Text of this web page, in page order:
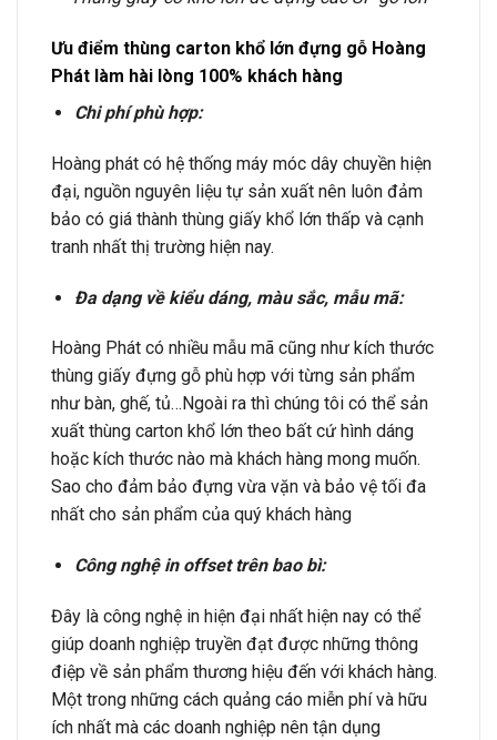
Ưu điểm thùng carton khổ lớn đựng gỗ Hoàng
Phát làm hài lòng 100% khách hàng
Chi phí phù hợp:
Hoàng phát có hệ thống máy móc dây chuyền hiện
đại, nguồn nguyên liệu tự sản xuất nên luôn đảm
bảo có giá thành thùng giấy khổ lớn thấp và cạnh
tranh nhất thị trường hiện nay.
Đa dạng về kiểu dáng, màu sắc, mẫu mã:
Hoàng Phát có nhiều mẫu mã cũng như kích thước
thùng giấy đựng gỗ phù hợp với từng sản phẩm
như bàn, ghế, tủ…Ngoài ra thì chúng tôi có thể sản
xuất thùng carton khổ lớn theo bất cứ hình dáng
hoặc kích thước nào mà khách hàng mong muốn.
Sao cho đảm bảo đựng vừa vặn và bảo vệ tối đa
nhất cho sản phẩm của quý khách hàng
Công nghệ in offset trên bao bì:
Đây là công nghệ in hiện đại nhất hiện nay có thể
giúp doanh nghiệp truyền đạt được những thông
điệp về sản phẩm thương hiệu đến với khách hàng.
Một trong những cách quảng cáo miễn phí và hữu
ích nhất mà các doanh nghiệp nên tận dụng